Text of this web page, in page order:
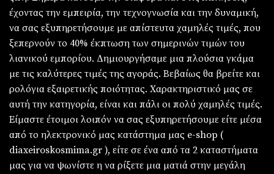
έχοντας την εμπειρία, την τεχνογνωσία και την δυναμική,
να σας εξυπηρετήσουμε με απίστευτα χαμηλές τιμές, που
ξεπερνούν το 40% έκπτωση των σημερινών τιμών του
λιανικού εμπορίου. Δημιουργήσαμε μια πλούσια γκάμα
με τις καλύτερες τιμές της αγοράς. Βεβαίως θα βρείτε και
ρολόγια εξαιρετικής ποιότητας. Χαρακτηριστικό μας σε
αυτή την κατηγορία, είναι και πάλι οι πολύ χαμηλές τιμές.
Είμαστε έτοιμοι λοιπόν να σας εξυπηρετήσουμε είτε μέσα
από το ηλεκτρονικό μας κατάστημα μας e-shop (
diaxeiroskosmima.gr ), είτε σε ένα από τα 2 καταστήματα
μας για να ψωνίστε η να ρίξετε μια ματιά στην μεγάλη